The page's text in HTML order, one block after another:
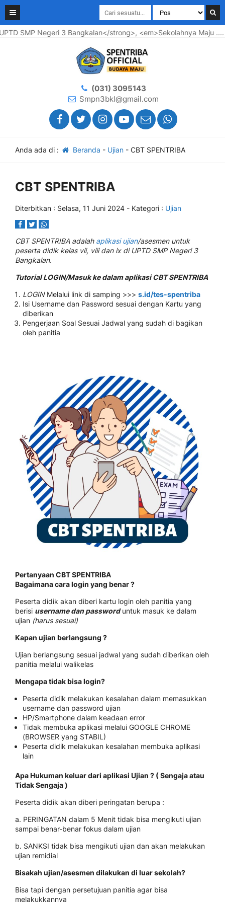
Negeri 3 Bangkalan</strong>, <em>Sekolahnya Maju ....
(031) 3095143
Smpn3bkl@gmail.com
Anda ada di : Beranda - Ujian- CBT SPENTRIBA
CBT SPENTRIBA
Diterbitkan : Selasa, 11 Juni 2024 - Kategori : Ujian
CBT SPENTRIBA adalah aplikasi ujian/asesmen untuk
peserta didik kelas vii, viii dan ix di UPTD SMP Negeri 3
Bangkalan.
Tutorial LOGIN/Masuk ke dalam aplikasi CBT SPENTRIBA
LOGINMelalui link di samping >>> s.id/tes-spentriba
Isi Username dan Password sesuai dengan Kartu yang
diberikan
Pengerjaan Soal Sesuai Jadwal yang sudah di bagikan
oleh panitia
Pertanyaan CBT SPENTRIBA
Bagaimana cara login yang benar ?
Peserta didik akan diberi kartu login oleh panitia yang
berisi username dan passworduntuk masuk ke dalam
ujian (harus sesuai)
Kapan ujian berlangsung ?
Ujian berlangsung sesuai jadwal yang sudah diberikan oleh
panitia melalui walikelas
Mengapa tidak bisa login?
Peserta didik melakukan kesalahan dalam memasukkan
username dan password ujian
HP/Smartphone dalam keadaan error
Tidak membuka aplikasi melalui GOOGLE CHROME
(BROWSER yang STABIL)
Peserta didik melakukan kesalahan membuka aplikasi
lain
Apa Hukuman keluar dari aplikasi Ujian ? ( Sengaja atau
Tidak Sengaja )
Peserta didik akan diberi peringatan berupa :
a. PERINGATAN dalam 5 Menit tidak bisa mengikuti ujian
sampai benar-benar fokus dalam ujian
b. SANKSI tidak bisa mengikuti ujian dan akan melakukan
ujian remidial
Bisakah ujian/asesmen dilakukan di luar sekolah?
Bisa tapi dengan persetujuan panitia agar bisa
melakukkannya